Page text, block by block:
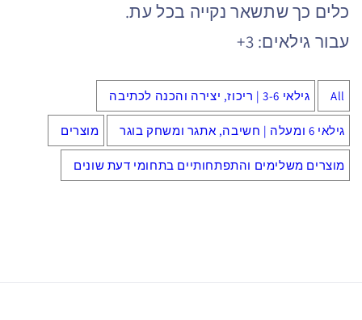
כלים כך שתשאר נקייה בכל עת.
עבור גילאים: 3+
All גילאי 3-6 | ריכוז, יצירה והכנה לכתיבה
גילאי 6 ומעלה | חשיבה, אתגר ומשחק בוגר מוצרים
מוצרים משלימים והתפתחותיים בתחומי דעת שונים